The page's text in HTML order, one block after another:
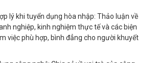
lý khi tuyển dụng hòa nhập: Thảo luận về
nghiệp, kinh nghiệm thực tế và các biện
việc phù hợp, bình đẳng cho người khuyết